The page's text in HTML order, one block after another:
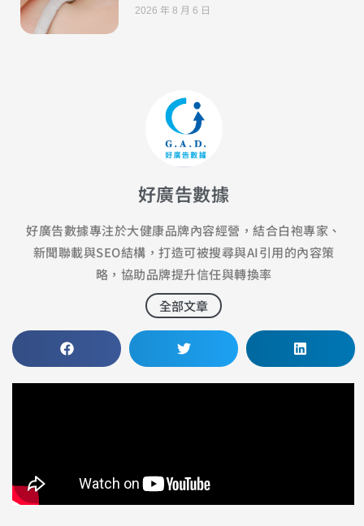
2026 年 8 月 6 日
好廣告數據
好廣告數據專注於大健康品牌內容經營，結合白袍專家、
新聞聯載與SEO結構，打造可被搜尋與AI引用的內容策
略，協助品牌提升信任與轉換率
全部文章